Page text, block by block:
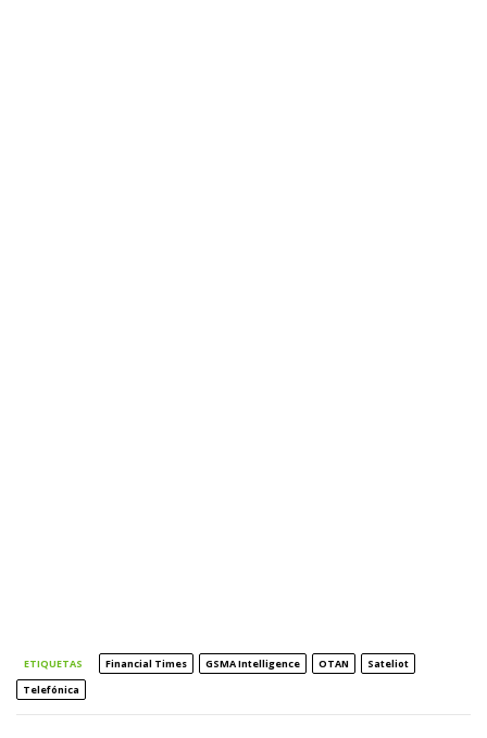
ETIQUETAS Financial Times GSMA Intelligence OTAN
Sateliot
Telefónica